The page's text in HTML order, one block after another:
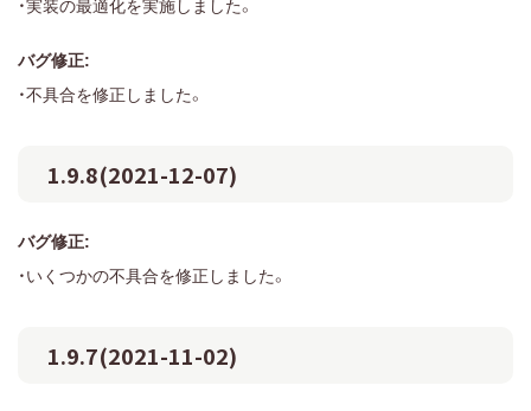
・実装の最適化を実施しました。
バグ修正:
・不具合を修正しました。
1.9.8(2021-12-07)
バグ修正:
・いくつかの不具合を修正しました。
1.9.7(2021-11-02)